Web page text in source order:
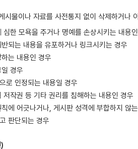
시물이나 자료를 사전통지 없이 삭제하거나
한 모욕을 주거나 명예를 손상시키는 내용
되는 내용을 유포하거나 링크시키는 경우
는 내용인 경우
경우
로 인정되는 내용일 경우
작권 등 기타 권리를 침해하는 내용인 경우
에 어긋나거나, 게시판 성격에 부합하지 않
판단되는 경우